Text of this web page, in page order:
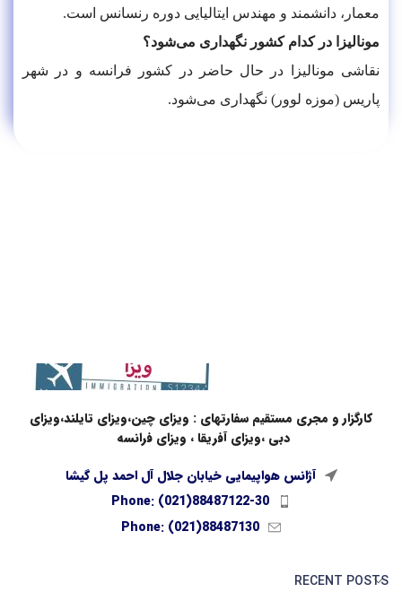
معمار، دانشمند و مهندس ایتالیایی دوره رنسانس است.
مونالیزا در کدام کشور نگهداری می‌شود؟
نقاشی مونالیزا در حال حاضر در کشور فرانسه و در شهر
پاریس (موزه لوور) نگهداری می‌شود.
کارگزار و مجری مستقیم سفارتهای : ویزای چین،ویزای تایلند،ویزای
دبی ،ویزای آفریقا ، ویزای فرانسه
آژانس هواپیمایی خیابان جلال آل احمد پل گیشا
Phone: (021)88487122-30
Phone: (021)88487130
RECENT POSTS